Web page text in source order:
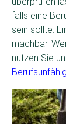
falls eine
sein sollte.
machbar.
nutzen Sie